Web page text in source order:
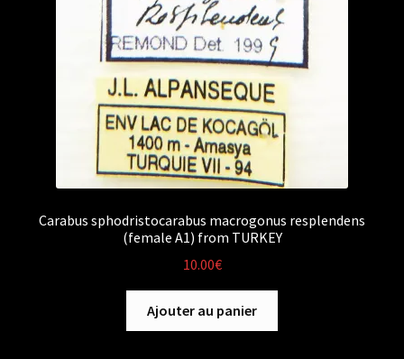
Carabus sphodristocarabus macrogonus resplendens
(female A1) from TURKEY
10.00€
Ajouter au panier